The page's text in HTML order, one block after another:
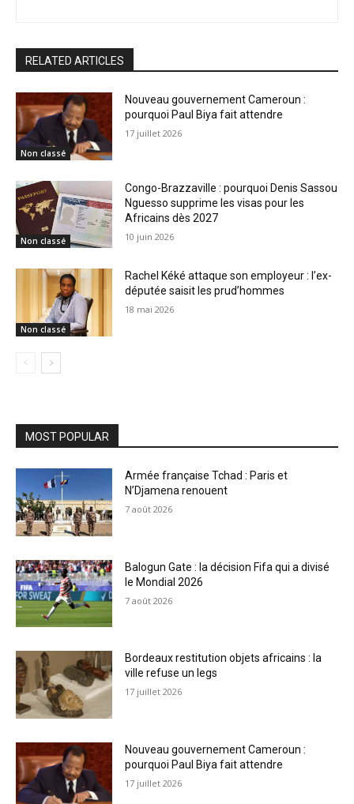
RELATED ARTICLES
Non classé
Nouveau gouvernement Cameroun :
pourquoi Paul Biya fait attendre
17 juillet 2026
Non classé
Congo-Brazzaville : pourquoi Denis Sassou
Nguesso supprime les visas pour les
Africains dès 2027
10 juin 2026
Non classé
Rachel Kéké attaque son employeur : l’ex-
députée saisit les prud’hommes
18 mai 2026
MOST POPULAR
Armée française Tchad : Paris et
N’Djamena renouent
7 août 2026
Balogun Gate : la décision Fifa qui a divisé
le Mondial 2026
7 août 2026
Bordeaux restitution objets africains : la
ville refuse un legs
17 juillet 2026
Nouveau gouvernement Cameroun :
pourquoi Paul Biya fait attendre
17 juillet 2026